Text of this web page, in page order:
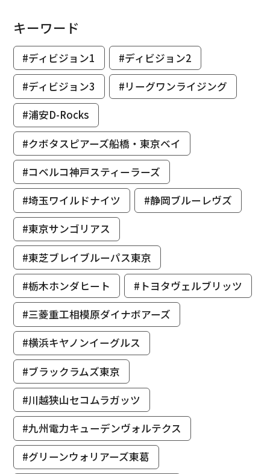
キーワード
#ディビジョン1
#ディビジョン2
#ディビジョン3
#リーグワンライジング
#浦安D-Rocks
#クボタスピアーズ船橋・東京ベイ
#コベルコ神戸スティーラーズ
#埼玉ワイルドナイツ
#静岡ブルーレヴズ
#東京サンゴリアス
#東芝ブレイブルーパス東京
#栃木ホンダヒート
#トヨタヴェルブリッツ
#三菱重工相模原ダイナボアーズ
#横浜キヤノンイーグルス
#ブラックラムズ東京
#川越狭山セコムラガッツ
#九州電力キューデンヴォルテクス
#グリーンウォリアーズ東葛